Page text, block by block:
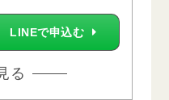
LINEで申込む
る